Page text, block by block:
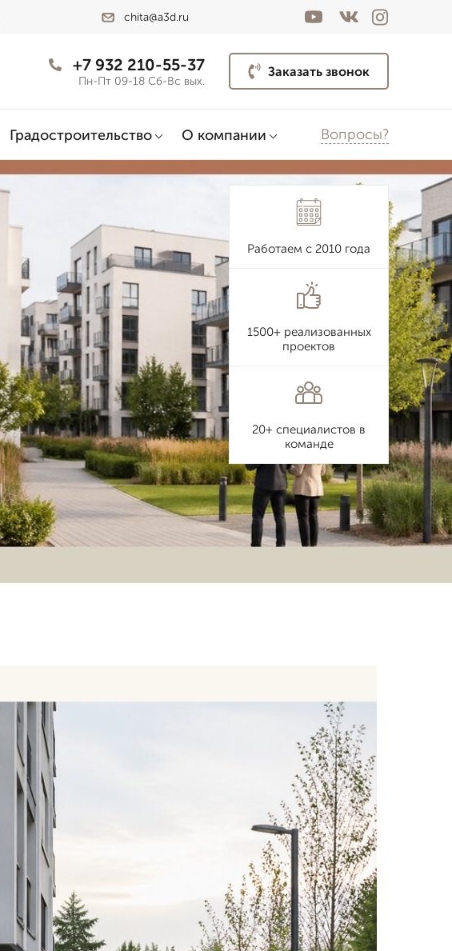
chita@a3d.ru
+7 932 210-55-37
Пн-Пт 09-18 Сб-Вс вых.
Заказать звонок
Градостроительство О компании Вопросы?
Работаем с 2010 года
1500+ реализованных
проектов
20+ специалистов в
команде